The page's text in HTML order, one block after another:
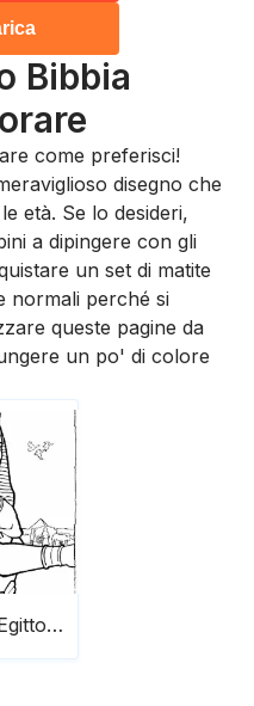
Bibbia
come preferisci!
disegno che
età. Se lo desideri,
a dipingere con gli
un set di matite
normali perché si
queste pagine da
un po' di colore
Giuseppe Egitto Bibbia